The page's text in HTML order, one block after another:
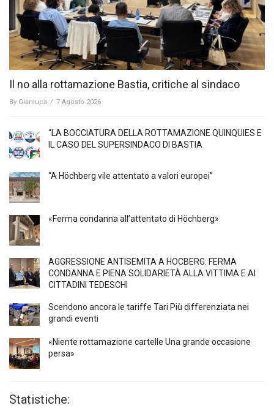
Il no alla rottamazione Bastia, critiche al sindaco
By Gianluca / 7 Agosto 2026
“LA BOCCIATURA DELLA ROTTAMAZIONE QUINQUIES E
IL CASO DEL SUPERSINDACO DI BASTIA
“A Höchberg vile attentato a valori europei”
«Ferma condanna all’attentato di Höchberg»
AGGRESSIONE ANTISEMITA A HÖCBERG: FERMA
CONDANNA E PIENA SOLIDARIETÀ ALLA VITTIMA E AI
CITTADINI TEDESCHI
Scendono ancora le tariffe Tari Più differenziata nei
grandi eventi
«Niente rottamazione cartelle Una grande occasione
persa»
Statistiche: